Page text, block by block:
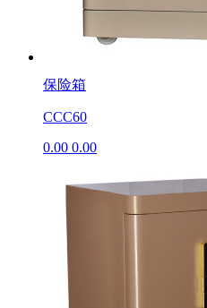
保险箱
CCC60
0.00 0.00